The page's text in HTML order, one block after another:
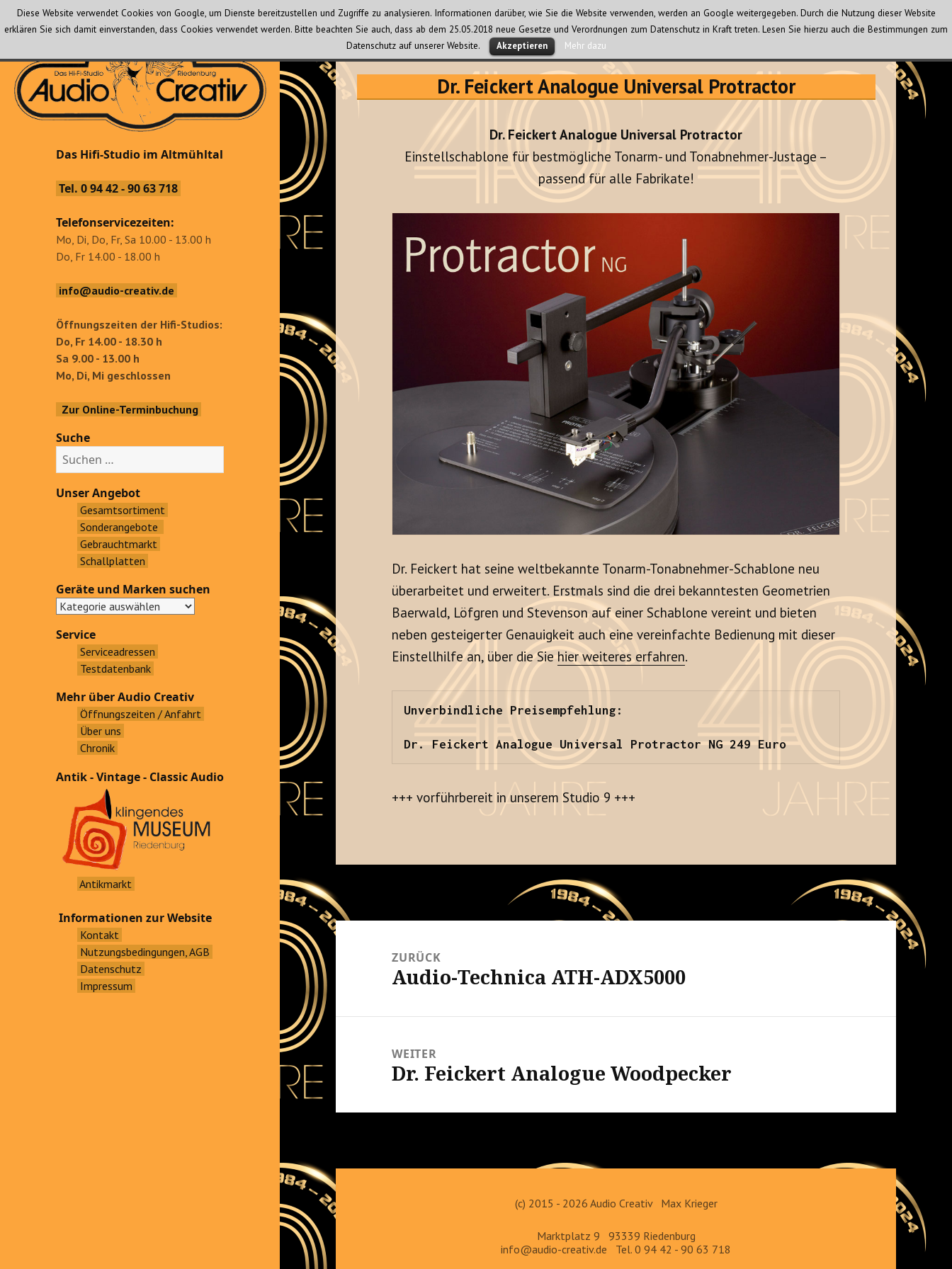
Das Hifi-Studio im Altmühltal
Das Hifi-Studio im Altmühltal
Tel. 0 94 42 - 90 63 718
Telefonservicezeiten:
Mo, Di, Do, Fr, Sa 10.00 - 13.00 h
Do, Fr 14.00 - 18.00 h
info@audio-creativ.de
Öffnungszeiten der Hifi-Studios:
Do, Fr 14.00 - 18.30 h
Sa 9.00 - 13.00 h
Mo, Di, Mi geschlossen
Zur Online-Terminbuchung
Suche
u
c
h
Unser Angebot
Gesamtsortiment
Sonderangebote
Gebrauchtmarkt
Schallplatten
Geräte und Marken suchen
Service
Serviceadressen
Testdatenbank
Mehr über Audio Creativ
Öffnungszeiten / Anfahrt
Über uns
Chronik
Antik - Vintage - Classic Audio
Antikmarkt
Informationen zur Website
Kontakt
Nutzungsbedingungen, AGB
Datenschutz
Impressum
Dr. Feickert Analogue Universal Protractor
Dr. Feickert Analogue Universal Protractor
Einstellschablone für bestmögliche Tonarm- und Tonabnehmer-Justage –
passend für alle Fabrikate!
Dr. Feickert hat seine weltbekannte Tonarm-Tonabnehmer-Schablone neu
überarbeitet und erweitert. Erstmals sind die drei bekanntesten Geometrien
Baerwald, Löfgren und Stevenson auf einer Schablone vereint und bieten
neben gesteigerter Genauigkeit auch eine vereinfachte Bedienung mit dieser
Einstellhilfe an, über die Siehier weiteres erfahren.
Unverbindliche Preisempfehlung:
Dr. Feickert Analogue Universal Protractor NG 249 Euro
+++ vorführbereit in unserem Studio 9 +++
NavigationZURÜCK
Vorheriger
Audio-Technica ATH-ADX5000
WEITER
Nächster
Dr. Feickert Analogue Woodpecker
(c) 2015 - 2026 Audio Creativ Max Krieger
Marktplatz 9 93339 Riedenburg
info@audio-creativ.de Tel. 0 94 42 - 90 63 718
Diese Website verwendet Cookies von Google, um Dienste bereitzustellen und Zugriffe zu analysieren. Informationen darüber, wie Sie die Website verwenden, werden an Google weitergegeben. Durch die Nutzung dieser Website
erklären Sie sich damit einverstanden, dass Cookies verwendet werden. Bitte beachten Sie auch, dass ab dem 25.05.2018 neue Gesetze und Verordnungen zum Datenschutz in Kraft treten. Lesen Sie hierzu auch die Bestimmungen zum
Datenschutz auf unserer Website.
Akzeptieren Mehr dazu